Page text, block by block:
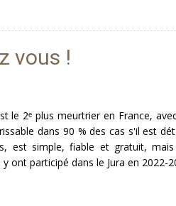
vous !
le 2ᵉ plus meurtrier en France,
dans 90 % des cas s'il est
est simple, fiable et gratuit,
ont participé dans le Jura en 2022-